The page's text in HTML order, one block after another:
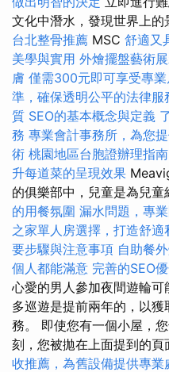
文化中潛水，發現世界上的
台北整骨推薦 MSC 舒適又
美學與實用 外燴擺盤藝術
膚 僅需300元即可享受專
準，確保透明公平的法律服
質 SEO的基本概念與定義
務 專業會計事務所，為您
術 桃園地區台胞證辦理指
升每道菜的呈現效果
的俱樂部中，兒童是為兒童
的用餐氛圍 漏水問題，專
之家單人房選擇，打造舒適
要步驟與注意事項 自助餐
個人都能滿意 完善的SEO
心愛的男人參加夜間遊輪
多巡遊是提前兩年的，以
務。 即使您有一個小屋，
刻，您被拋在上面提到的
收推薦，為舊設備提供專業